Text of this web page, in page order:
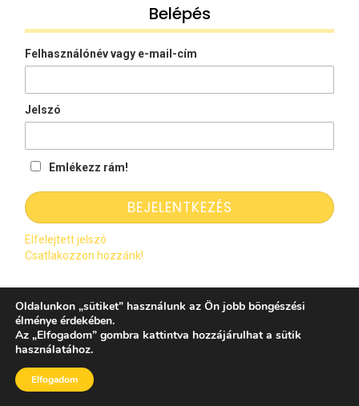
Belépés
Felhasználónév vagy e-mail-cím
Jelszó
Emlékezz rám!
Elfelejtett jelszó
Csatlakozzon hozzánk!
Tartalomjegyzék
Oldalunkon „sütiket” használunk az Ön jobb böngészési
élménye érdekében.
Az „Elfogadom” gombra kattintva hozzájárulhat a sütik
használatához.
Elfogadom